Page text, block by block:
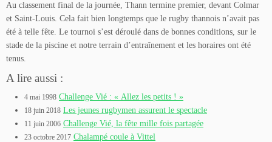
Au classement final de la journée, Thann termine premier, devant Colmar
et Saint-Louis. Cela fait bien longtemps que le rugby thannois n’avait pas
été à telle fête. Le tournoi s’est déroulé dans de bonnes conditions, sur le
stade de la piscine et notre terrain d’entraînement et les horaires ont été
tenus.
A lire aussi :
4 mai 1998 Challenge Vié : « Allez les petits ! »
18 juin 2018 Les jeunes rugbymen assurent le spectacle
11 juin 2006 Challenge Vié, la fête mille fois partagée
23 octobre 2017 Chalampé coule à Vittel